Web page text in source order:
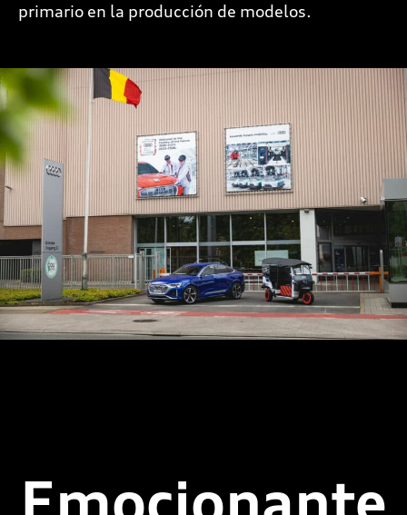
primario en la producción de modelos.